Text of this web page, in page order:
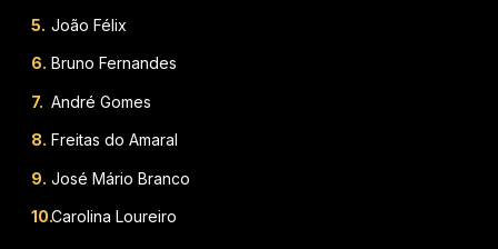
João Félix
Bruno Fernandes
André Gomes
Freitas do Amaral
José Mário Branco
Carolina Loureiro